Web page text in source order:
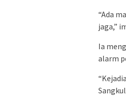
“Ada
jaga,”
Ia
alarm